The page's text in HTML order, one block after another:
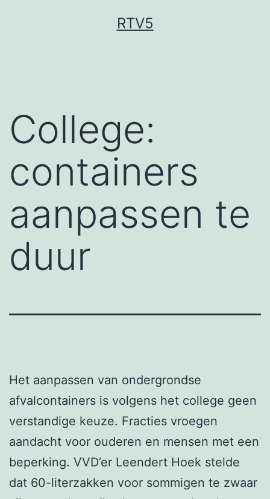
RTV5
College:
containers
aanpassen te
duur
Het aanpassen van ondergrondse
afvalcontainers is volgens het college geen
verstandige keuze. Fracties vroegen
aandacht voor ouderen en mensen met een
beperking. VVD’er Leendert Hoek stelde
dat 60-literzakken voor sommigen te zwaar